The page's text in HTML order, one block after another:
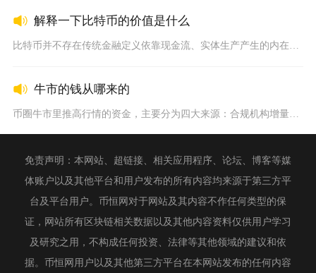
解释一下比特币的价值是什么
牛市的钱从哪来的
币圈牛市里推高行情的资金，主要分为四大来源：合规机构增量资金...
免责声明：本网站、超链接、相关应用程序、论坛、博客等媒
体账户以及其他平台和用户发布的所有内容均来源于第三方平
台及平台用户。币恒网对于网站及其内容不作任何类型的保
证，网站所有区块链相关数据以及其他内容资料仅供用户学习
及研究之用，不构成任何投资、法律等其他领域的建议和依
据。币恒网用户以及其他第三方平台在本网站发布的任何内容